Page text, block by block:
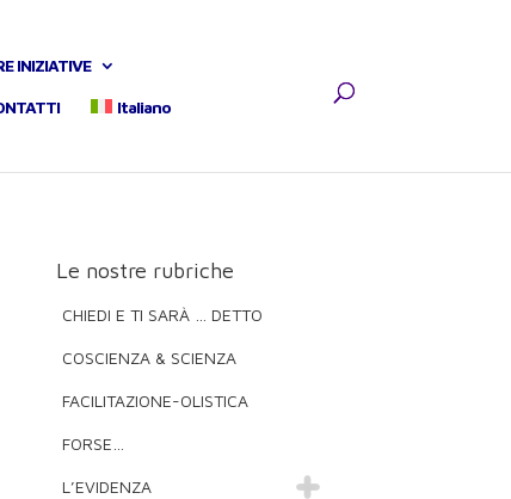
INIZIATIVE
Italiano
Le nostre rubriche
CHIEDI E TI SARÀ … DETTO
COSCIENZA & SCIENZA
FACILITAZIONE-OLISTICA
FORSE…
L’EVIDENZA